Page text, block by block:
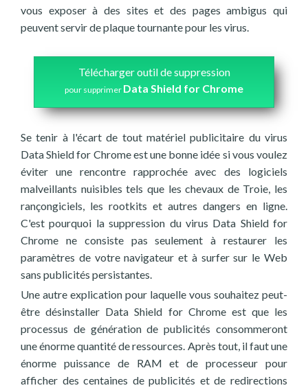
vous exposer à des sites et des pages ambigus qui
peuvent servir de plaque tournante pour les virus.
Télécharger outil de suppression
pour supprimer Data Shield for Chrome
Se tenir à l'écart de tout matériel publicitaire du virus
Data Shield for Chrome est une bonne idée si vous voulez
éviter une rencontre rapprochée avec des logiciels
malveillants nuisibles tels que les chevaux de Troie, les
rançongiciels, les rootkits et autres dangers en ligne.
C'est pourquoi la suppression du virus Data Shield for
Chrome ne consiste pas seulement à restaurer les
paramètres de votre navigateur et à surfer sur le Web
sans publicités persistantes.
Une autre explication pour laquelle vous souhaitez peut-
être désinstaller Data Shield for Chrome est que les
processus de génération de publicités consommeront
une énorme quantité de ressources. Après tout, il faut une
énorme puissance de RAM et de processeur pour
afficher des centaines de publicités et de redirections